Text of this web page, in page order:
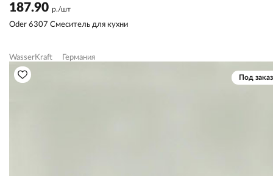
187.90 р./шт
Oder 6307 Смеситель для кухни
WasserKraft Германия
Под заказ